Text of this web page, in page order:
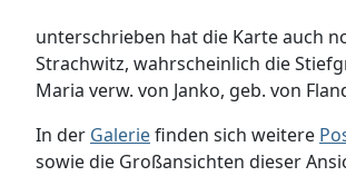
unterschrieben hat die Karte auch
Strachwitz, wahrscheinlich die
Maria verw. von Janko, geb. von
In der Galeriefinden sich weitere
sowie die Großansichten dieser